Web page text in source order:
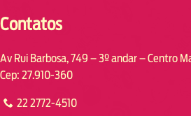
Contatos
Av Rui Barbosa, 749 – 3º andar – Centro
Cep: 27.910-360
22 2772-4510